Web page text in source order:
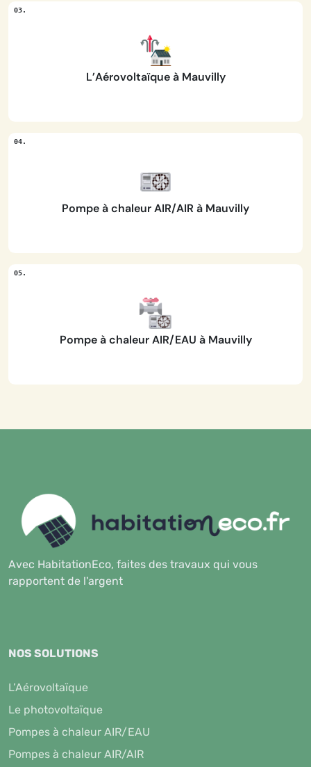
L’Aérovoltaïque à Mauvilly
Pompe à chaleur AIR/AIR à Mauvilly
Pompe à chaleur AIR/EAU à Mauvilly
Avec HabitationEco, faites des travaux qui vous
rapportent de l'argent
NOS SOLUTIONS
L’Aérovoltaïque
Le photovoltaïque
Pompes à chaleur AIR/EAU
Pompes à chaleur AIR/AIR